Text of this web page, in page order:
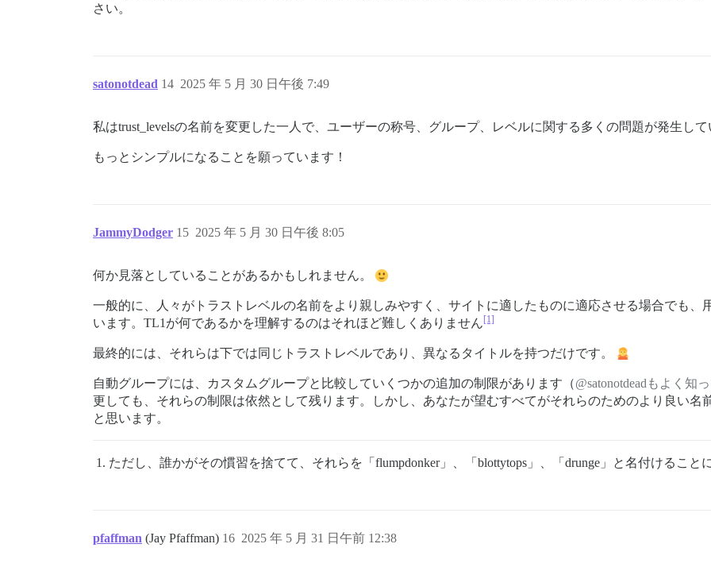
さい。
satonotdead 2025 年 5 月 30 日午後 7:49
14
私はtrust_levelsの名前を変更した一人で、ユーザーの称号、グループ、レベルに関する多くの問題が発生して
もっとシンプルになることを願っています！
JammyDodger 2025 年 5 月 30 日午後 8:05
15
何か見落としていることがあるかもしれません。
一般的に、人々がトラストレベルの名前をより親しみやすく、サイトに適したものに適応させる場合でも、
います。TL1が何であるかを理解するのはそれほど難しくありません[1]
最終的には、それらは下では同じトラストレベルであり、異なるタイトルを持つだけです。
自動グループには、カスタムグループと比較していくつかの追加の制限があります（@satonotdeadもよく知
更しても、それらの制限は依然として残ります。しかし、あなたが望むすべてがそれらのためのより良い名
と思います。
ただし、誰かがその慣習を捨てて、それらを「flumpdonker」、「blottytops」、「drunge」と名付けるこ
pfaffman (Jay Pfaffman) 2025 年 5 月 31 日午前 12:38
16